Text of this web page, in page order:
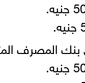
بنك المصرف